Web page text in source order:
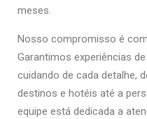
meses.
Nosso compromisso é
Garantimos experiências
cuidando de cada detalhe,
destinos e hotéis até a
equipe está dedicada a